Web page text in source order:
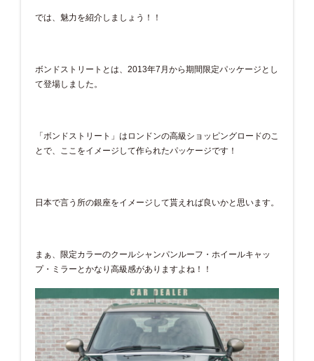
では、魅力を紹介しましょう！！
ボンドストリートとは、2013年7月から期間限定パッケージとし
て登場しました。
「ボンドストリート」はロンドンの高級ショッピングロードのこ
とで、ここをイメージして作られたパッケージです！
日本で言う所の銀座をイメージして貰えれば良いかと思います。
まぁ、限定カラーのクールシャンパンルーフ・ホイールキャッ
プ・ミラーとかなり高級感がありますよね！！